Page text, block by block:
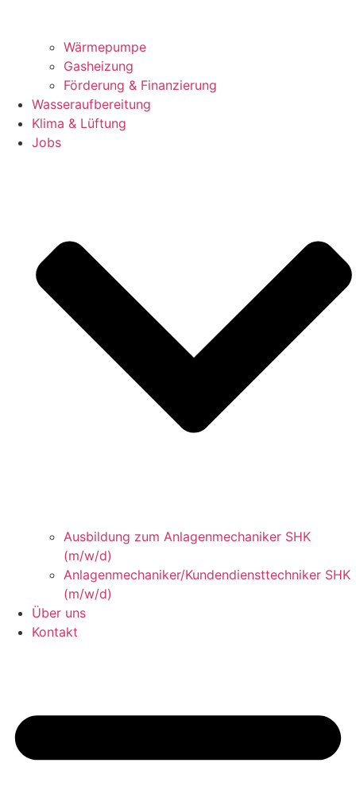
Wärmepumpe
Gasheizung
Förderung & Finanzierung
Wasseraufbereitung
Klima & Lüftung
Jobs
Ausbildung zum Anlagenmechaniker SHK
(m/w/d)
Anlagenmechaniker/Kundendiensttechniker SHK
(m/w/d)
Über uns
Kontakt